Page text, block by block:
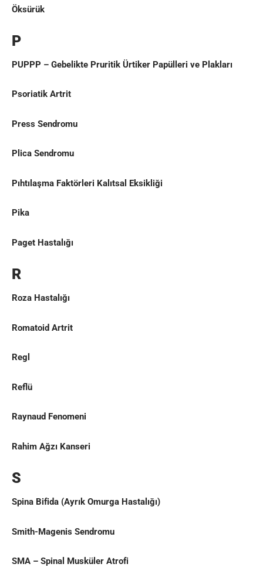
Öksürük
P
PUPPP – Gebelikte Pruritik Ürtiker Papülleri ve Plakları
Psoriatik Artrit
Press Sendromu
Plica Sendromu
Pıhtılaşma Faktörleri Kalıtsal Eksikliği
Pika
Paget Hastalığı
R
Roza Hastalığı
Romatoid Artrit
Regl
Reflü
Raynaud Fenomeni
Rahim Ağzı Kanseri
S
Spina Bifida (Ayrık Omurga Hastalığı)
Smith-Magenis Sendromu
SMA – Spinal Musküler Atrofi